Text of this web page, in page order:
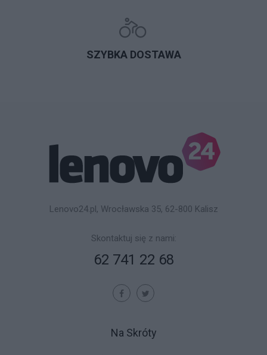
SZYBKA DOSTAWA
Lenovo24.pl, Wrocławska 35, 62-800 Kalisz
Skontaktuj się z nami:
62 741 22 68
Na Skróty